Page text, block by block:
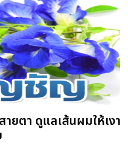
ยตา ดูแลเส้นผมให้เงา